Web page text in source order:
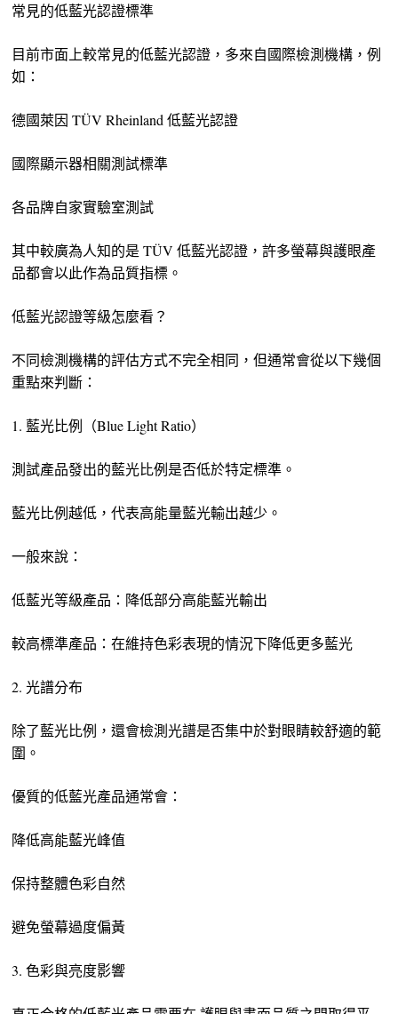
常見的低藍光認證標準
目前市面上較常見的低藍光認證，多來自國際檢測機構，例
如：
德國萊因 TÜV Rheinland 低藍光認證
國際顯示器相關測試標準
各品牌自家實驗室測試
其中較廣為人知的是 TÜV 低藍光認證，許多螢幕與護眼產
品都會以此作為品質指標。
低藍光認證等級怎麼看？
不同檢測機構的評估方式不完全相同，但通常會從以下幾個
重點來判斷：
1. 藍光比例（Blue Light Ratio）
測試產品發出的藍光比例是否低於特定標準。
藍光比例越低，代表高能量藍光輸出越少。
一般來說：
低藍光等級產品：降低部分高能藍光輸出
較高標準產品：在維持色彩表現的情況下降低更多藍光
2. 光譜分布
除了藍光比例，還會檢測光譜是否集中於對眼睛較舒適的範
圍。
優質的低藍光產品通常會：
降低高能藍光峰值
保持整體色彩自然
避免螢幕過度偏黃
3. 色彩與亮度影響